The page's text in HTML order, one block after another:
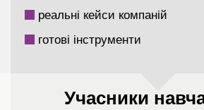
реальні кейси компаній
готові інструменти
Учасники